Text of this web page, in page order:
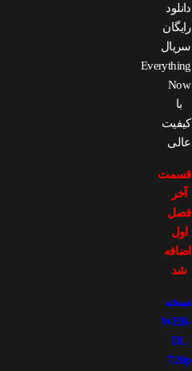
دانلود
رایگان
سریال
Everything
Now
با
کیفیت
عالی
قسمت
آخر
فصل
اول
اضافه
شد
نسخه
WEB-
DL
720p